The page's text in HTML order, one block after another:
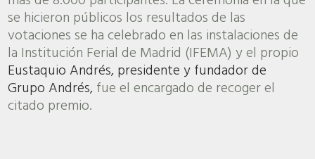
se hicieron públicos los resultados de las
votaciones se ha celebrado en las instalaciones de
la Institución Ferial de Madrid (IFEMA) y el propio
Eustaquio Andrés, presidente y fundador de
Grupo Andrés,fue el encargado de recoger el
citado premio.